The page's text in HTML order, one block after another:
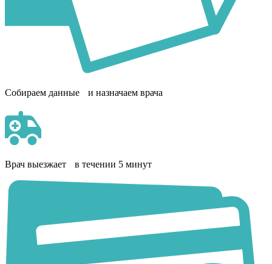
Собираем данные и назначаем врача
Врач выезжает в течении 5 минут